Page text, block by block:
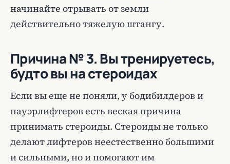
начинайте отрывать от земли
действительно тяжелую штангу.
Причина № 3. Вы тренируетесь,
будто вы на стероидах
Если вы еще не поняли, у бодибилдеров и
пауэрлифтеров есть веская причина
принимать стероиды. Стероиды не только
делают лифтеров неестественно большими
и сильными, но и помогают им